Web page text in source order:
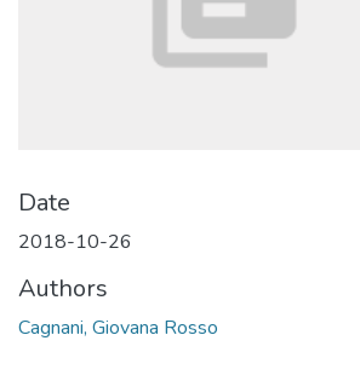
Date
2018-10-26
Authors
Cagnani, Giovana Rosso